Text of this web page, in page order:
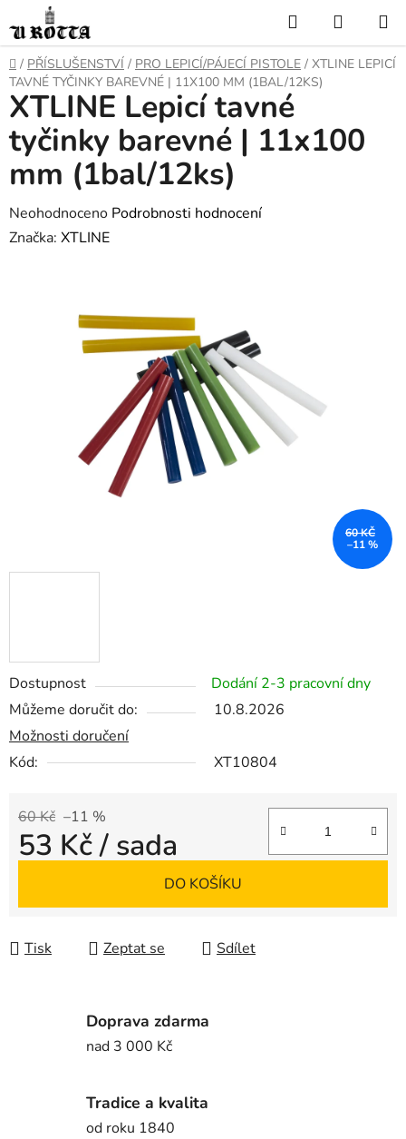
na
obsah
Hledat
KOŠÍK
DOMŮ
/ PŘÍSLUŠENSTVÍ / PRO LEPICÍ/PÁJECÍ PISTOLE / XTLINE LEPICÍ
TAVNÉ TYČINKY BAREVNÉ | 11X100 MM (1BAL/12KS)
Dostupnost
Dodání 2-3 pracovní dny
Můžeme doručit do:
10.8.2026
Možnosti doručení
Kód:
XT10804
60 Kč –11 %
53 Kč/ sada
DO KOŠÍKU
Tisk Zeptat se Sdílet
XTLINE Lepicí tavné
tyčinky barevné | 11x100
mm (1bal/12ks)
Průměrné
hodnocení
Neohodnoceno Podrobnosti hodnocení
Značka: XTLINE
60 KČ
–11 %
Doprava zdarma
nad 3 000 Kč
Tradice a kvalita
od roku 1840